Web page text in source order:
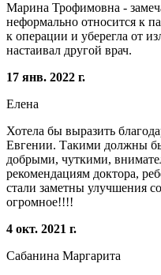
Марина Трофимовна -
неформально относится к
к операции и уберегла от
настаивал другой врач.
17 янв. 2022 г.
Елена
Хотела бы выразить
Евгении. Такими должны
добрыми, чуткими,
рекомендациям доктора,
стали заметны улучшения
огромное!!!!
4 окт. 2021 г.
Сабанина Маргарита